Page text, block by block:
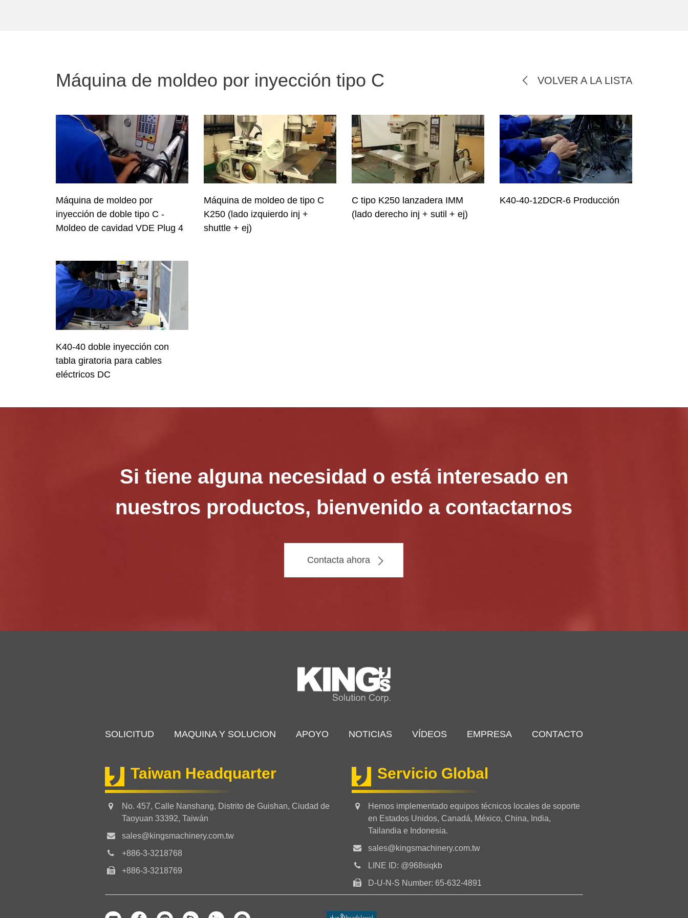
Máquina de moldeo por inyección tipo C VOLVER A LA LISTA
Máquina de moldeo por
inyección de doble tipo C -
Moldeo de cavidad VDE Plug 4
Máquina de moldeo de tipo C
K250 (lado izquierdo inj +
shuttle + ej)
C tipo K250 lanzadera IMM
(lado derecho inj + sutil + ej)
K40-40-12DCR-6 Producción
K40-40 doble inyección con
tabla giratoria para cables
eléctricos DC
Si tiene alguna necesidad o está interesado en
nuestros productos, bienvenido a contactarnos
Contacta ahora
SOLICITUD MAQUINA Y SOLUCION APOYO NOTICIAS VÍDEOS EMPRESA CONTACTO
Taiwan Headquarter
No. 457, Calle Nanshang, Distrito de Guishan, Ciudad de
Taoyuan 33392, Taiwán
sales@kingsmachinery.com.tw
+886-3-3218768
+886-3-3218769
Servicio Global
Hemos implementado equipos técnicos locales de soporte
en Estados Unidos, Canadá, México, China, India,
Tailandia e Indonesia.
sales@kingsmachinery.com.tw
LINE ID: @968siqkb
D-U-N-S Number: 65-632-4891